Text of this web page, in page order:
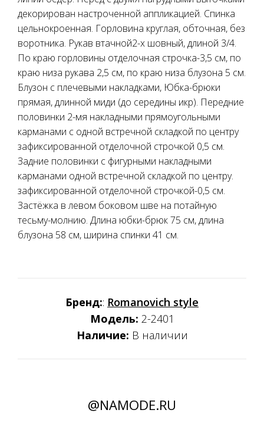
декорирован настроченной аппликацией. Спинка
цельнокроенная. Горловина круглая, обточная, без
воротника. Рукав втачной2-х шовный, длиной 3/4.
По краю горловины отделочная строчка-3,5 см, по
краю низа рукава 2,5 см, по краю низа блузона 5 см.
Блузон с плечевыми накладками, Юбка-брюки
прямая, длинной миди (до середины икр). Передние
половинки 2-мя накладными прямоугольными
карманами с одной встречной складкой по центру
зафиксированной отделочной строчкой 0,5 см.
Задние половинки с фигурными накладными
карманами одной встречной складкой по центру.
зафиксированной отделочной строчкой-0,5 см.
Застёжка в левом боковом шве на потайную
тесьму-молнию. Длина юбки-брюк 75 см, длина
блузона 58 см, ширина спинки 41 см.
Бренд:: Romanovich style
Модель: 2-2401
Наличие: В наличии
@NAMODE.RU